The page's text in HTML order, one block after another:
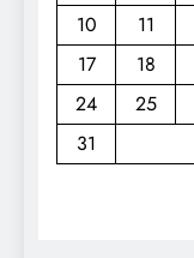
10
11
17
18
24
25
31